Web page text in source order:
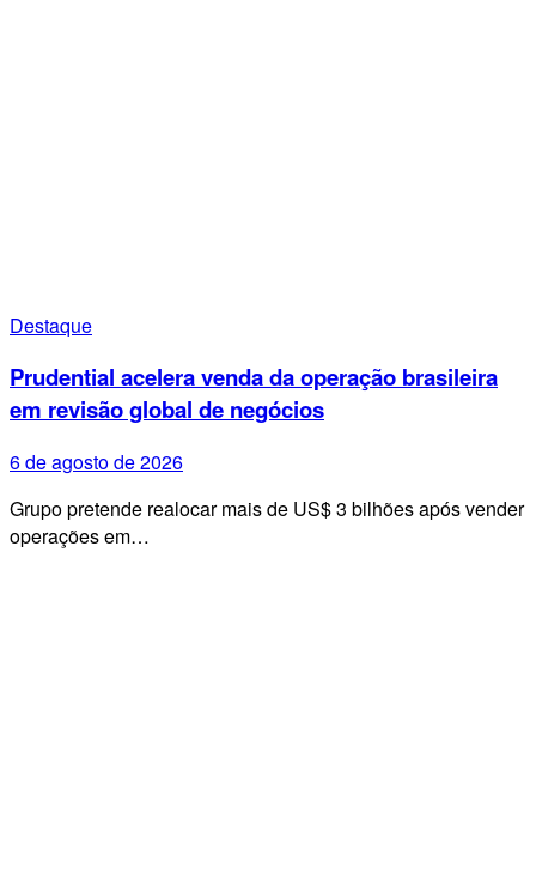
Destaque
Prudential acelera venda da operação brasileira
em revisão global de negócios
6 de agosto de 2026
Grupo pretende realocar mais de US$ 3 bilhões após vender
operações em…